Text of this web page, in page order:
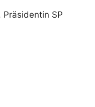
Präsidentin SP